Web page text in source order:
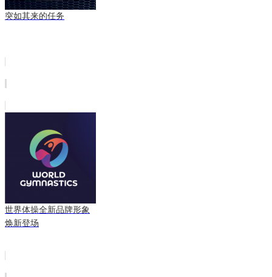
突如其来的任务
世界体操全新品牌形象
焕新登场